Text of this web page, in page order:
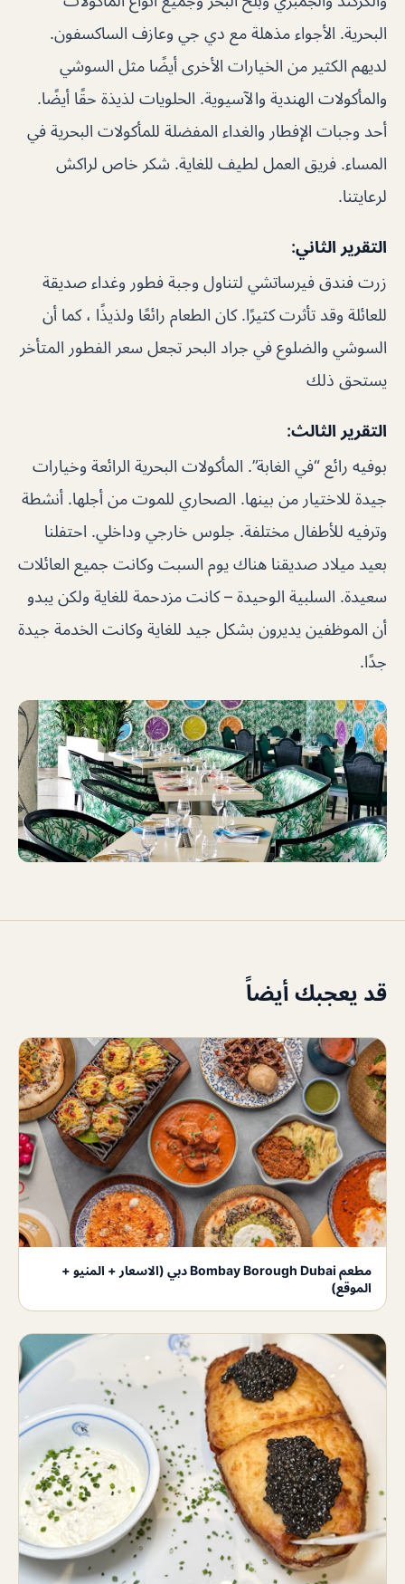
البحرية. الأجواء مذهلة مع دي جي وعازف الساكسفون.
لديهم الكثير من الخيارات الأخرى أيضًا مثل السوشي
والمأكولات الهندية والآسيوية. الحلويات لذيذة حقًا أيضًا.
أحد وجبات الإفطار والغداء المفضلة للمأكولات البحرية في
المساء. فريق العمل لطيف للغاية. شكر خاص لراكش
لرعايتنا.
التقرير الثاني:
زرت فندق فيرساتشي لتناول وجبة فطور وغداء صديقة
للعائلة وقد تأثرت كثيرًا. كان الطعام رائعًا ولذيذًا ، كما أن
السوشي والضلوع في جراد البحر تجعل سعر الفطور المتأخر
يستحق ذلك
التقرير الثالث:
بوفيه رائع “في الغابة”. المأكولات البحرية الرائعة وخيارات
جيدة للاختيار من بينها. الصحاري للموت من أجلها. أنشطة
وترفيه للأطفال مختلفة. جلوس خارجي وداخلي. احتفلنا
بعيد ميلاد صديقنا هناك يوم السبت وكانت جميع العائلات
سعيدة. السلبية الوحيدة – كانت مزدحمة للغاية ولكن يبدو
أن الموظفين يديرون بشكل جيد للغاية وكانت الخدمة جيدة
جدًا.
قد يعجبك أيضاً
مطعم Bombay Borough Dubai دبي (الاسعار + المنيو +
الموقع)